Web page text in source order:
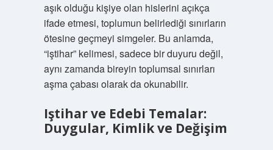
aşık olduğu kişiye olan hislerini açıkça
ifade etmesi, toplumun belirlediği sınırların
ötesine geçmeyi simgeler. Bu anlamda,
“iştihar” kelimesi, sadece bir duyuru değil,
aynı zamanda bireyin toplumsal sınırları
aşma çabası olarak da okunabilir.
Iştihar ve Edebi Temalar:
Duygular, Kimlik ve Değişim